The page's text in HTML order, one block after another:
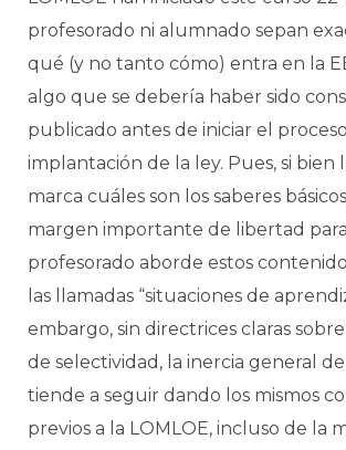
profesorado ni alumnado sepan
qué (y no tanto cómo) entra en la
algo que se debería haber sido
publicado antes de iniciar el
implantación de la ley. Pues, si bien
marca cuáles son los saberes
margen importante de libertad
profesorado aborde estos
las llamadas “situaciones de
embargo, sin directrices claras
de selectividad, la inercia general
tiende a seguir dando los mismos
previos a la LOMLOE, incluso de la